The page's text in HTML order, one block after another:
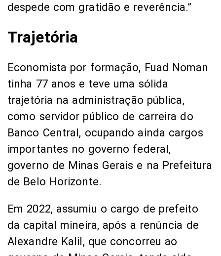
despede com gratidão e reverência.”
Trajetória
Economista por formação, Fuad Noman
tinha 77 anos e teve uma sólida
trajetória na administração pública,
como servidor público de carreira do
Banco Central, ocupando ainda cargos
importantes no governo federal,
governo de Minas Gerais e na Prefeitura
de Belo Horizonte.
Em 2022, assumiu o cargo de prefeito
da capital mineira, após a renúncia de
Alexandre Kalil, que concorreu ao